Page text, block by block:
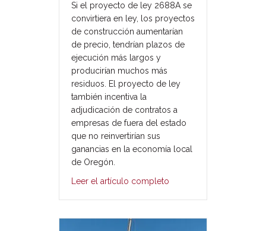
Si el proyecto de ley 2688A se
convirtiera en ley, los proyectos
de construcción aumentarían
de precio, tendrían plazos de
ejecución más largos y
producirían muchos más
residuos. El proyecto de ley
también incentiva la
adjudicación de contratos a
empresas de fuera del estado
que no reinvertirían sus
ganancias en la economía local
de Oregón.
Leer el artículo completo